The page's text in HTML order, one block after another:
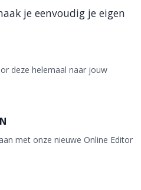
je eenvoudig je eigen
deze helemaal naar jouw
met onze nieuwe Online Editor